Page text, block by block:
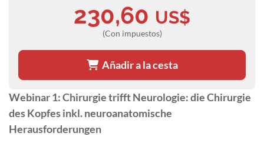
Webinar 1: Chirurgie trifft Neurologie: die Chirurgie
des Kopfes inkl. neuroanatomische
Herausforderungen
230,60 US$
(Con impuestos)
Añadir a la cesta